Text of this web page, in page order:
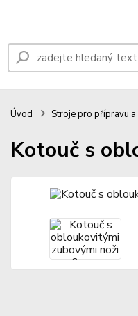
Úvod Stroje pro přípravu
Kotouč s